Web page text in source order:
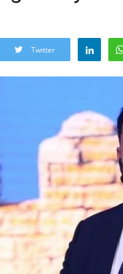
Twitter